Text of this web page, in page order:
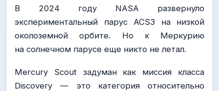
В 2024 году NASA развернуло
экспериментальный парус ACS3 на низкой
околоземной орбите. Но к Меркурию
на солнечном парусе еще никто не летал.
Mercury Scout задуман как миссия класса
Discovery — это категория относительно